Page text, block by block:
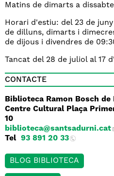
Matins de dimarts a
Horari d'estiu: del 23 de
de dilluns, dimarts i
de dijous i divendres de
Tancat del 28 de juliol al 17
CONTACTE
Biblioteca Ramon Bosch de
Centre Cultural Plaça
10
biblioteca@santsadurni.cat
Tel 93 891 20 33
BLOG BIBLIOTECA